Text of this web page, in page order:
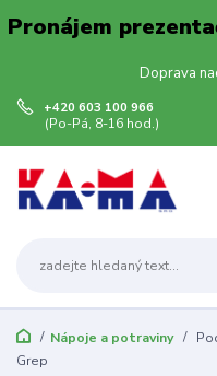
Pronájem
Doprava
+420 603 100 966
(Po-Pá, 8-16 hod.)
Nápoje a potraviny
Grep